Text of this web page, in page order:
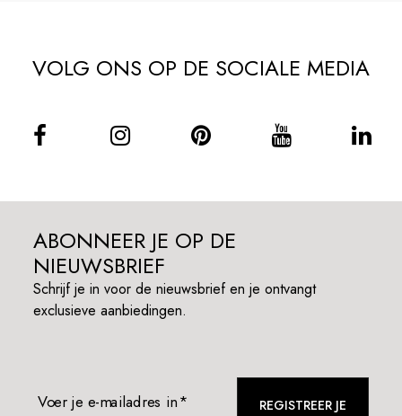
VOLG ONS OP DE SOCIALE MEDIA
ABONNEER JE OP DE
NIEUWSBRIEF
Schrijf je in voor de nieuwsbrief en je ontvangt
exclusieve aanbiedingen.
Voer je e-mailadres in* REGISTREER JE